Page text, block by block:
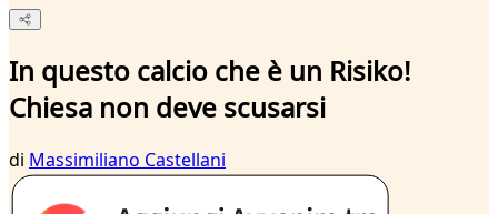
In questo calcio che è un Risiko!
Chiesa non deve scusarsi
di Massimiliano Castellani